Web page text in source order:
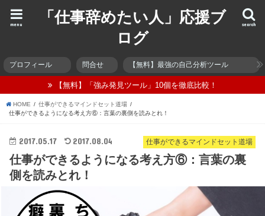
「仕事辞めたい人」応援ブ
ログ
search
menu
プロフィール 問合せ 【無料】最強の自己分析ツール
【無料】「強み発見ツール」10個を徹底比較！
HOME
仕事ができるマインドセット道場
仕事ができるようになる考え方⑥：言葉の裏側を読みとれ！
仕事ができるマインドセット道場
2017.05.17 2017.08.04
仕事ができるようになる考え方⑥：言葉の裏
側を読みとれ！